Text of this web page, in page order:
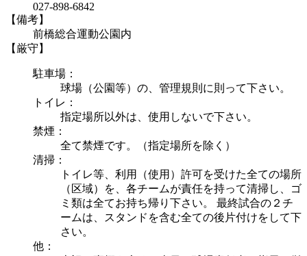
027-898-6842
【備考】
前橋総合運動公園内
【厳守】
駐車場：
球場（公園等）の、管理規則に則って下さい。
トイレ：
指定場所以外は、使用しないで下さい。
禁煙：
全て禁煙です。（指定場所を除く）
清掃：
トイレ等、利用（使用）許可を受けた全ての場所
（区域）を、各チームが責任を持って清掃し、ゴ
ミ類は全てお持ち帰り下さい。 最終試合の２チ
ームは、スタンドを含む全ての後片付けをして下
さい。
他：